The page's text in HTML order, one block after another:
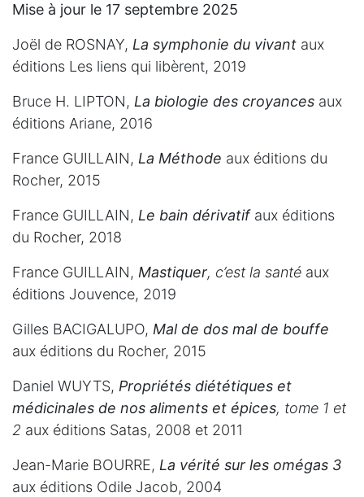
Mise à jour le 17 septembre 2025
Joël de ROSNAY, La symphonie du vivant aux
éditions Les liens qui libèrent, 2019
Bruce H. LIPTON, La biologie des croyances aux
éditions Ariane, 2016
France GUILLAIN, La Méthode aux éditions du
Rocher, 2015
France GUILLAIN, Le bain dérivatifaux éditions
du Rocher, 2018
France GUILLAIN, Mastiquer, c’est la santé aux
éditions Jouvence, 2019
Gilles BACIGALUPO, Mal de dos mal de bouffe
aux éditions du Rocher, 2015
Daniel WUYTS, Propriétés diététiques et
médicinales de nos aliments et épices, tome 1 et
2 aux éditions Satas, 2008 et 2011
Jean-Marie BOURRE, La vérité sur les omégas 3
aux éditions Odile Jacob, 2004